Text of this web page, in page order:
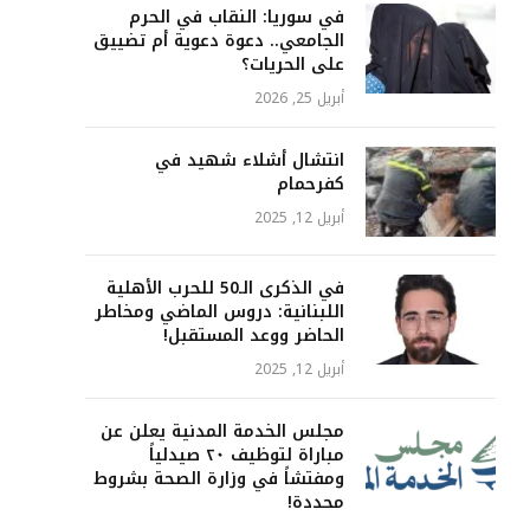
في سوريا: النقاب في الحرم
الجامعي.. دعوة دعوية أم تضييق
على الحريات؟
أبريل 25, 2026
انتشال أشلاء شهيد في
كفرحمام
أبريل 12, 2025
في الذكرى الـ50 للحرب الأهلية
اللبنانية: دروس الماضي ومخاطر
الحاضر ووعد المستقبل!
أبريل 12, 2025
مجلس الخدمة المدنية يعلن عن
مباراة لتوظيف ٢٠ صيدلياً
ومفتشاً في وزارة الصحة بشروط
محددة!